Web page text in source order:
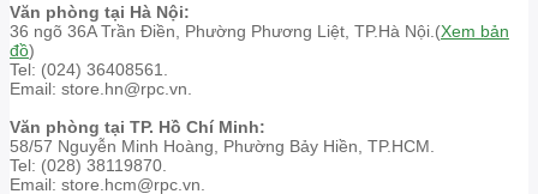
Văn phòng tại Hà Nội:
36 ngõ 36A Trần Điền, Phường Phương Liệt, TP.Hà Nội.(Xem bản
đồ)
Tel: (024) 36408561.
Email: store.hn@rpc.vn.
Văn phòng tại TP. Hồ Chí Minh:
58/57 Nguyễn Minh Hoàng, Phường Bảy Hiền, TP.HCM.
Tel: (028) 38119870.
Email: store.hcm@rpc.vn.